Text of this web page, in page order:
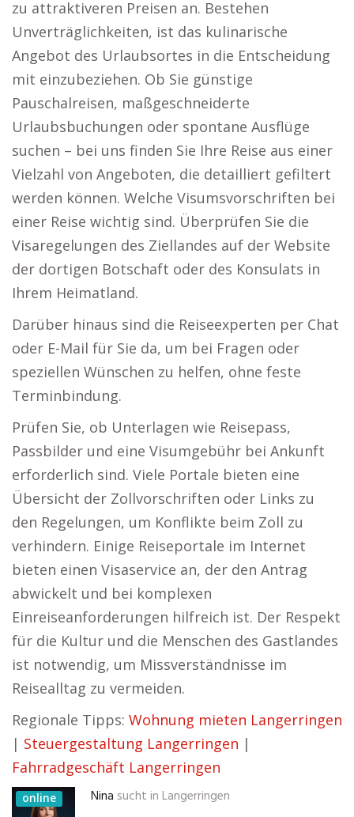
zu attraktiveren Preisen an. Bestehen
Unverträglichkeiten, ist das kulinarische
Angebot des Urlaubsortes in die Entscheidung
mit einzubeziehen. Ob Sie günstige
Pauschalreisen, maßgeschneiderte
Urlaubsbuchungen oder spontane Ausflüge
suchen – bei uns finden Sie Ihre Reise aus einer
Vielzahl von Angeboten, die detailliert gefiltert
werden können. Welche Visumsvorschriften bei
einer Reise wichtig sind. Überprüfen Sie die
Visaregelungen des Ziellandes auf der Website
der dortigen Botschaft oder des Konsulats in
Ihrem Heimatland.
Darüber hinaus sind die Reiseexperten per Chat
oder E-Mail für Sie da, um bei Fragen oder
speziellen Wünschen zu helfen, ohne feste
Terminbindung.
Prüfen Sie, ob Unterlagen wie Reisepass,
Passbilder und eine Visumgebühr bei Ankunft
erforderlich sind. Viele Portale bieten eine
Übersicht der Zollvorschriften oder Links zu
den Regelungen, um Konflikte beim Zoll zu
verhindern. Einige Reiseportale im Internet
bieten einen Visaservice an, der den Antrag
abwickelt und bei komplexen
Einreiseanforderungen hilfreich ist. Der Respekt
für die Kultur und die Menschen des Gastlandes
ist notwendig, um Missverständnisse im
Reisealltag zu vermeiden.
Regionale Tipps: Wohnung mieten Langerringen
| Steuergestaltung Langerringen |
Fahrradgeschäft Langerringen
online Nina sucht in Langerringen